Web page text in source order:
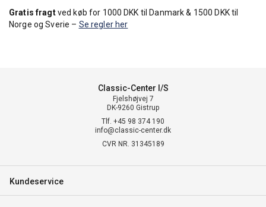
Gratis fragtved køb for 1000 DKK til Danmark & 1500 DKK til
Norge og Sverie – Se regler her
Classic-Center I/S
Fjelshøjvej 7
DK-9260 Gistrup
Tlf. +45 98 374 190
info@classic-center.dk
CVR NR. 31345189
Kundeservice